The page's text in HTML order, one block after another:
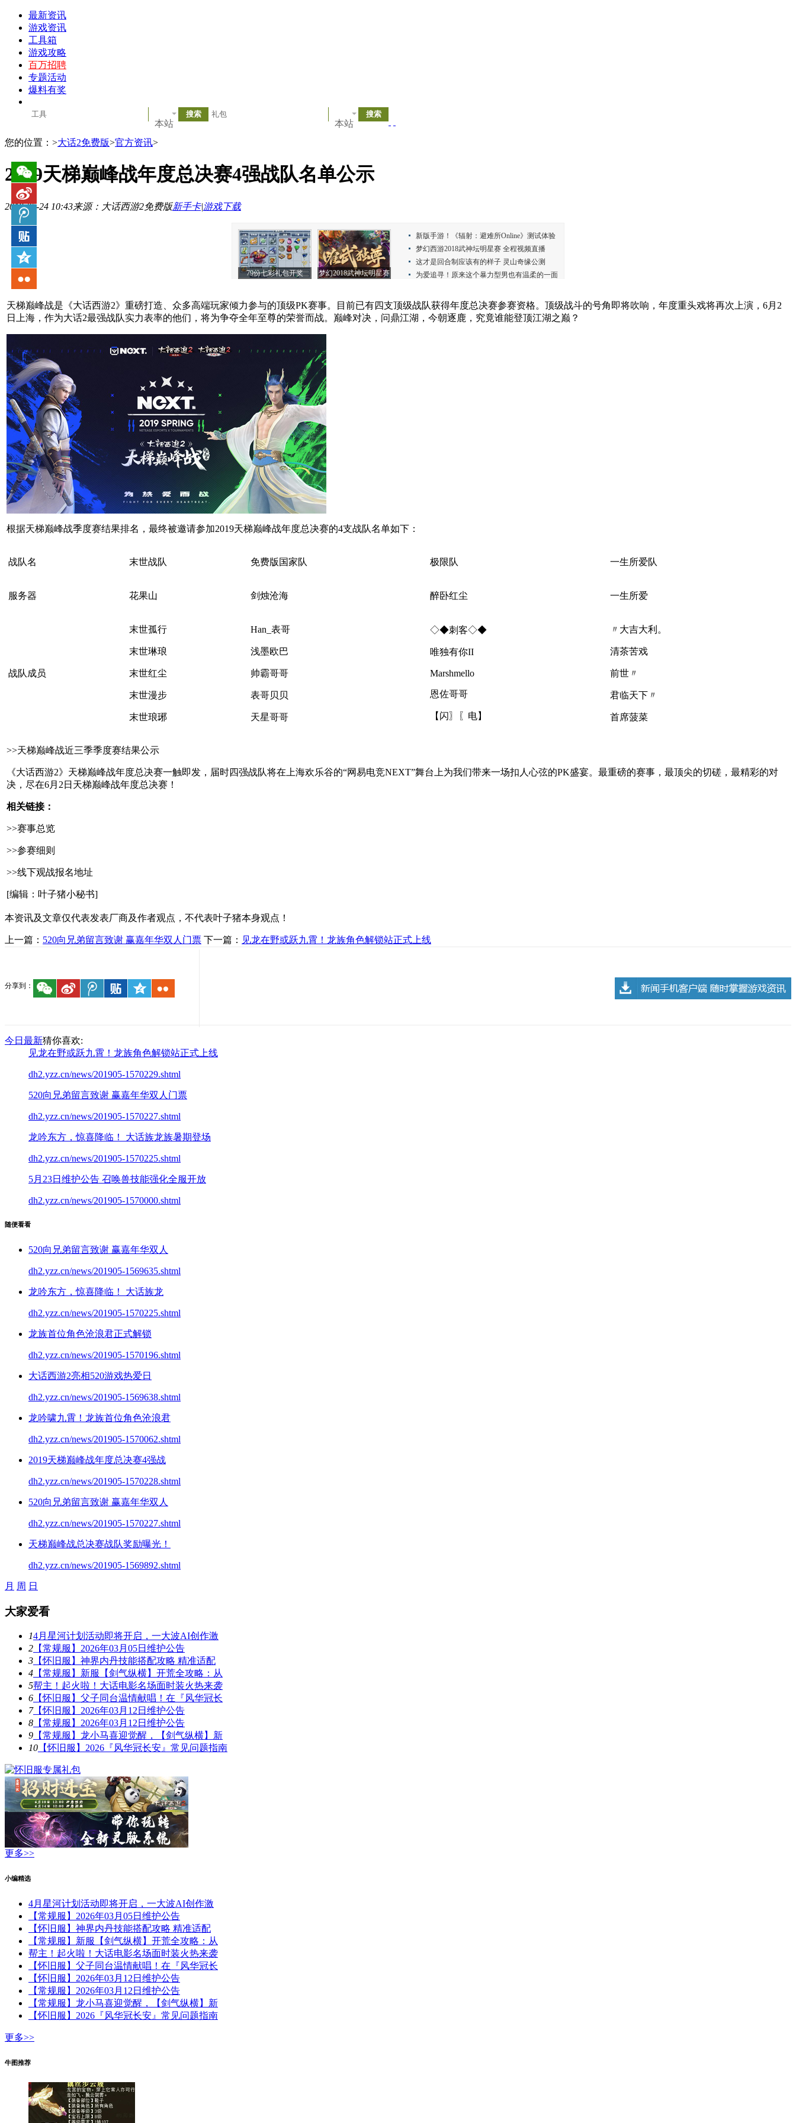
最新资讯
游戏资讯
工具箱
游戏攻略
百万招聘
专题活动
爆料有奖
本站
本站
您的位置： >大话2免费版>官方资讯>
2019天梯巅峰战年度总决赛4强战队名单公示
2019-05-24 10:43来源：大话西游2免费版新手卡|游戏下载
天梯巅峰战是《大话西游2》重磅打造、众多高端玩家倾力参与的顶级PK赛事。目前已有四支顶级战队获得年度总决赛参赛资格。顶级战斗的号角即将吹响，年度重头戏将再次上演，6月2
日上海，作为大话2最强战队实力表率的他们，将为争夺全年至尊的荣誉而战。巅峰对决，问鼎江湖，今朝逐鹿，究竟谁能登顶江湖之巅？
根据天梯巅峰战季度赛结果排名，最终被邀请参加2019天梯巅峰战年度总决赛的4支战队名单如下：
战队名 末世战队 免费版国家队 极限队 一生所爱队
服务器 花果山 剑烛沧海 醉卧红尘 一生所爱
战队成员
末世孤行
末世琳琅
末世红尘
末世漫步
末世琅琊
Han_表哥
浅墨欧巴
帅霸哥哥
表哥贝贝
天星哥哥
◇◆刺客◇◆
唯独有你II
Marshmello
恩佐哥哥
【闪〗〖电】
〃大吉大利。
清茶苦戏
前世〃
君临天下〃
首席菠菜
>>天梯巅峰战近三季季度赛结果公示
《大话西游2》天梯巅峰战年度总决赛一触即发，届时四强战队将在上海欢乐谷的“网易电竞NEXT”舞台上为我们带来一场扣人心弦的PK盛宴。最重磅的赛事，最顶尖的切磋，最精彩的对
决，尽在6月2日天梯巅峰战年度总决赛！
相关链接：
>>赛事总览
>>参赛细则
>>线下观战报名地址
[编辑：叶子猪小秘书]
本资讯及文章仅代表发表厂商及作者观点，不代表叶子猪本身观点！
上一篇： 520向兄弟留言致谢 赢嘉年华双人门票 下一篇： 见龙在野或跃九霄！龙族角色解锁站正式上线
分享到：
今日最新猜你喜欢:
见龙在野或跃九霄！龙族角色解锁站正式上线
dh2.yzz.cn/news/201905-1570229.shtml
520向兄弟留言致谢 赢嘉年华双人门票
dh2.yzz.cn/news/201905-1570227.shtml
龙吟东方，惊喜降临！ 大话族龙族暑期登场
dh2.yzz.cn/news/201905-1570225.shtml
5月23日维护公告 召唤兽技能强化全服开放
dh2.yzz.cn/news/201905-1570000.shtml
随便看看
520向兄弟留言致谢 赢嘉年华双人
dh2.yzz.cn/news/201905-1569635.shtml
龙吟东方，惊喜降临！ 大话族龙
dh2.yzz.cn/news/201905-1570225.shtml
龙族首位角色沧浪君正式解锁
dh2.yzz.cn/news/201905-1570196.shtml
大话西游2亮相520游戏热爱日
dh2.yzz.cn/news/201905-1569638.shtml
龙吟啸九霄！龙族首位角色沧浪君
dh2.yzz.cn/news/201905-1570062.shtml
2019天梯巅峰战年度总决赛4强战
dh2.yzz.cn/news/201905-1570228.shtml
520向兄弟留言致谢 赢嘉年华双人
dh2.yzz.cn/news/201905-1570227.shtml
天梯巅峰战总决赛战队奖励曝光！
dh2.yzz.cn/news/201905-1569892.shtml
月 周 日
大家爱看
14月星河计划活动即将开启，一大波AI创作激
2 【常规服】2026年03月05日维护公告
3 【怀旧服】神界内丹技能搭配攻略 精准适配
4 【常规服】新服【剑气纵横】开荒全攻略：从
5帮主！起火啦！大话电影名场面时装火热来袭
6 【怀旧服】父子同台温情献唱！在『风华冠长
7【怀旧服】2026年03月12日维护公告
8 【常规服】2026年03月12日维护公告
9 【常规服】龙小马喜迎觉醒，【剑气纵横】新
10 【怀旧服】2026『风华冠长安』常见问题指南
更多>>
小编精选
4月星河计划活动即将开启，一大波AI创作激
【常规服】2026年03月05日维护公告
【怀旧服】神界内丹技能搭配攻略 精准适配
【常规服】新服【剑气纵横】开荒全攻略：从
帮主！起火啦！大话电影名场面时装火热来袭
【怀旧服】父子同台温情献唱！在『风华冠长
【怀旧服】2026年03月12日维护公告
【常规服】2026年03月12日维护公告
【常规服】龙小马喜迎觉醒，【剑气纵横】新
【怀旧服】2026『风华冠长安』常见问题指南
更多>>
牛图推荐